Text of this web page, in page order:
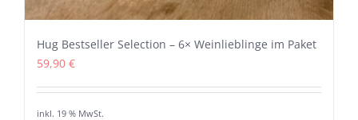
Hug Bestseller Selection – 6× Weinlieblinge im Paket
59,90 €
inkl. 19 % MwSt.